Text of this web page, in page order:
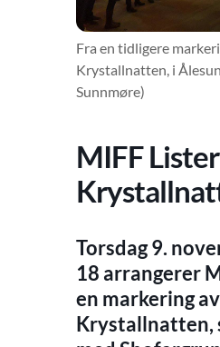
Fra en tidligere
Krystallnatten, i
Sunnmøre)
MIFF
Torsdag 9.
18 arrangerer
en markering av
Krystallnatten,